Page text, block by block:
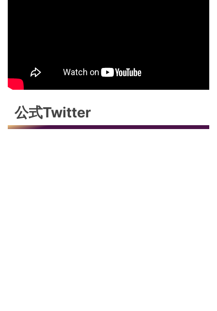
公式Twitter